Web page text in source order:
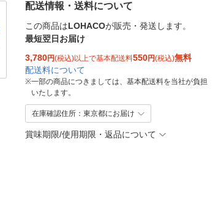
配送情報・送料について
この商品はLOHACOが販売・発送します。
最短翌日お届け
3,780円(税込)以上で基本配送料550円(税込)無料
配送料について
※一部の商品につきましては、基本配送料を当社が負担
いたします。
在庫確認住所：東京都にお届け
賞味期限/使用期限・返品について